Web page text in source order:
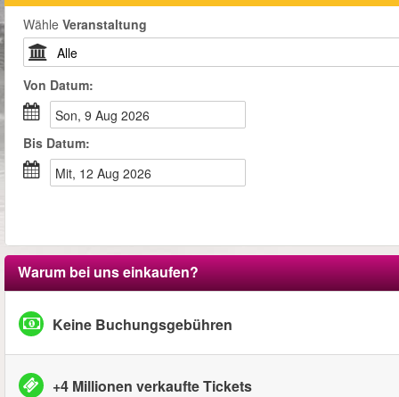
Wähle Veranstaltung
Von Datum:
Son, 9 Aug 2026
Bis Datum:
Mit, 12 Aug 2026
Warum bei uns einkaufen?
Keine Buchungsgebühren
+4 Millionen verkaufte Tickets